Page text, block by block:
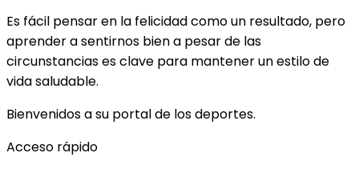
Es fácil pensar en la felicidad como un resultado, pero
aprender a sentirnos bien a pesar de las
circunstancias es clave para mantener un estilo de
vida saludable.
Bienvenidos a su portal de los deportes.
Acceso rápido